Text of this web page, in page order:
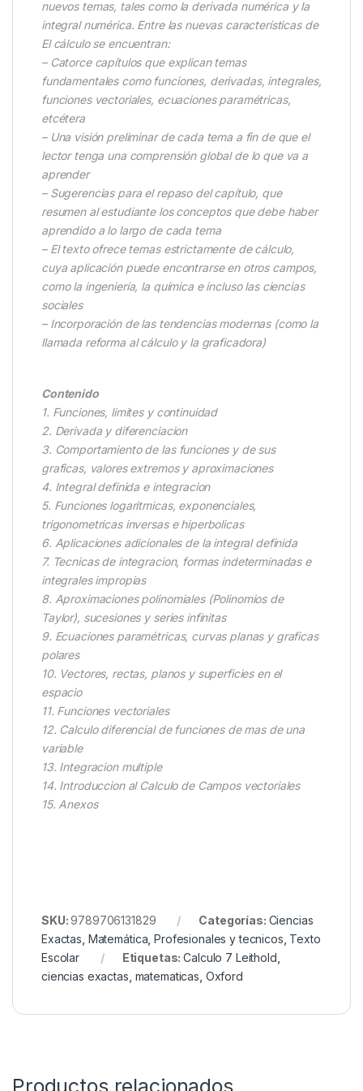
nuevos temas, tales como la derivada numérica y la
integral numérica. Entre las nuevas características de
El cálculo se encuentran:
– Catorce capítulos que explican temas
fundamentales como funciones, derivadas, integrales,
funciones vectoriales, ecuaciones paramétricas,
etcétera
– Una visión preliminar de cada tema a fin de que el
lector tenga una comprensión global de lo que va a
aprender
– Sugerencias para el repaso del capítulo, que
resumen al estudiante los conceptos que debe haber
aprendido a lo largo de cada tema
– El texto ofrece temas estrictamente de cálculo,
cuya aplicación puede encontrarse en otros campos,
como la ingeniería, la química e incluso las ciencias
sociales
– Incorporación de las tendencias modernas (como la
llamada reforma al cálculo y la graficadora)
Contenido
1. Funciones, limites y continuidad
2. Derivada y diferenciacion
3. Comportamiento de las funciones y de sus
graficas, valores extremos y aproximaciones
4. Integral definida e integracion
5. Funciones logaritmicas, exponenciales,
trigonometricas inversas e hiperbolicas
6. Aplicaciones adicionales de la integral definida
7. Tecnicas de integracion, formas indeterminadas e
integrales impropias
8. Aproximaciones polinomiales (Polinomios de
Taylor), sucesiones y series infinitas
9. Ecuaciones paramétricas, curvas planas y graficas
polares
10. Vectores, rectas, planos y superficies en el
espacio
11. Funciones vectoriales
12. Calculo diferencial de funciones de mas de una
variable
13. Integracion multiple
14. Introduccion al Calculo de Campos vectoriales
15. Anexos
SKU:9789706131829 Categorías: Ciencias
Exactas Matemática ,Profesionales y tecnicos Texto
Escolar
Etiquetas:Calculo 7 Leithold
ciencias exactas matematicas Oxford
Productos relacionados